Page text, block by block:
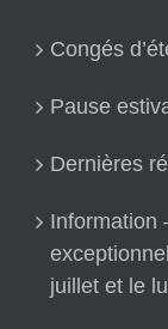
Congés
Pause
Dernières
Information
juillet et le